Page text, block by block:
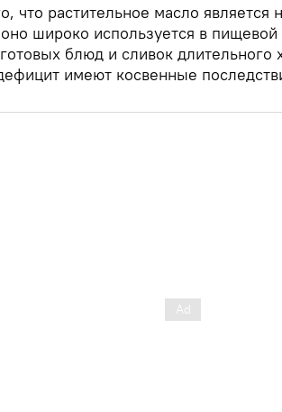
что растительное масло является
широко используется в
блюд и сливок длительного
имеют косвенные